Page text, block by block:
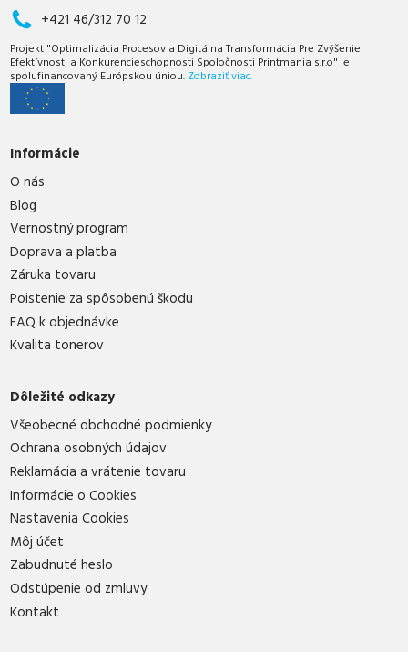
+421 46/312 70 12
Projekt "Optimalizácia Procesov a Digitálna Transformácia Pre Zvýšenie
Efektívnosti a Konkurencieschopnosti Spoločnosti Printmania s.r.o" je
spolufinancovaný Európskou úniou. Zobraziť viac.
Informácie
O nás
Blog
Vernostný program
Doprava a platba
Záruka tovaru
Poistenie za spôsobenú škodu
FAQ k objednávke
Kvalita tonerov
Dôležité odkazy
Všeobecné obchodné podmienky
Ochrana osobných údajov
Reklamácia a vrátenie tovaru
Informácie o Cookies
Nastavenia Cookies
Môj účet
Zabudnuté heslo
Odstúpenie od zmluvy
Kontakt